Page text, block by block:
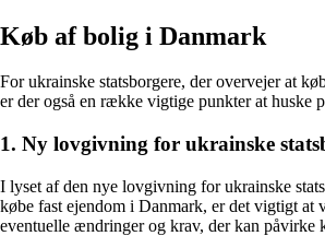
Køb af bolig i Danmark
For ukrainske statsborgere, der overvejer at
er der også en række vigtige punkter at huske
1. Ny lovgivning for ukrainske
I lyset af den nye lovgivning for ukrainske
købe fast ejendom i Danmark, er det vigtigt at
eventuelle ændringer og krav, der kan påvirke